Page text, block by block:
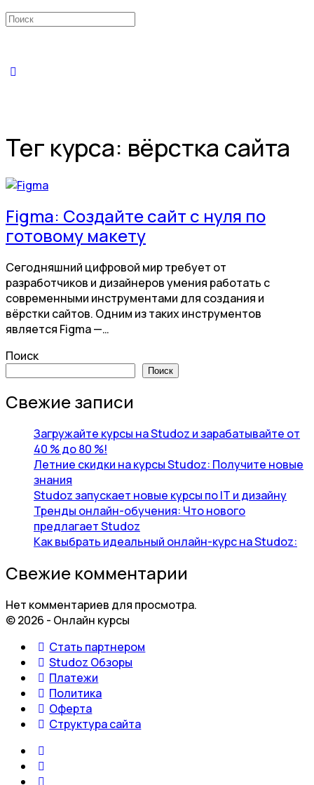
Искать:
Тег курса: вёрстка сайта
Figma: Создайте сайт с нуля по
готовому макету
Сегодняшний цифровой мир требует от
разработчиков и дизайнеров умения работать с
современными инструментами для создания и
вёрстки сайтов. Одним из таких инструментов
является Figma —…
Поиск
Поиск
Свежие записи
Загружайте курсы на Studoz и зарабатывайте от
40 % до 80 %!
Летние скидки на курсы Studoz: Получите новые
знания
Studoz запускает новые курсы по IT и дизайну
Тренды онлайн-обучения: Что нового
предлагает Studoz
Как выбрать идеальный онлайн-курс на Studoz:
Свежие комментарии
Нет комментариев для просмотра.
© 2026 - Онлайн курсы
Стать партнером
Studoz Обзоры
Платежи
Политика
Оферта
Структура сайта